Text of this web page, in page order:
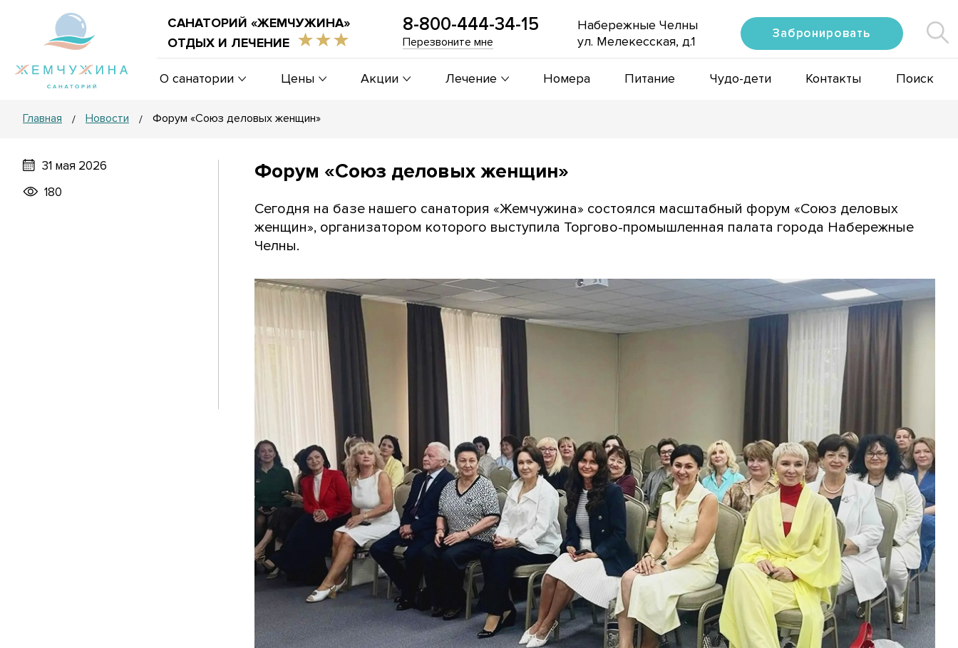
САНАТОРИЙ «ЖЕМЧУЖИНА»
ОТДЫХ И ЛЕЧЕНИЕ
8-800-444-34-15
Перезвоните мне
Набережные Челны
ул. Мелекесская, д.1
Забронировать
О санатории Цены Акции Лечение Номера Питание Чудо-дети Контакты Поиск
Главная / Новости / Форум «Союз деловых женщин»
31 мая 2026
180
Форум «Союз деловых женщин»
Сегодня на базе нашего санатория «Жемчужина» состоялся масштабный форум «Союз деловых
женщин», организатором которого выступила Торгово-промышленная палата города Набережные
Челны.